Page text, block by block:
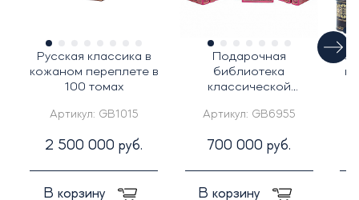
Русская классика в
кожаном переплете в
100 томах
Артикул: GB1015
2 500 000 руб.
В корзину
Подарочная
библиотека
классической
25-ти томах
Артикул: GB6955
700 000 руб.
В корзину